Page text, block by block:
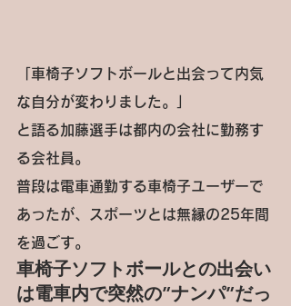
「車椅子ソフトボールと出会って内気
な自分が変わりました。」
と語る加藤選手は都内の会社に勤務す
る会社員。
普段は電車通勤する車椅子ユーザーで
あったが、スポーツとは無縁の25年間
を過ごす。
車椅子ソフトボールとの出会い
は電車内で突然の”ナンパ”だっ